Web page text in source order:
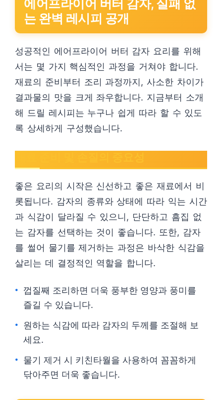
에어프라이어 버터 감자, 실패 없
는 완벽 레시피 공개
성공적인 에어프라이어 버터 감자 요리를 위해
서는 몇 가지 핵심적인 과정을 거쳐야 합니다.
재료의 준비부터 조리 과정까지, 사소한 차이가
결과물의 맛을 크게 좌우합니다. 지금부터 소개
해 드릴 레시피는 누구나 쉽게 따라 할 수 있도
록 상세하게 구성했습니다.
좋은 요리의 시작은 신선하고 좋은 재료에서 비
롯됩니다. 감자의 종류와 상태에 따라 익는 시간
과 식감이 달라질 수 있으니, 단단하고 흠집 없
는 감자를 선택하는 것이 좋습니다. 또한, 감자
를 썰어 물기를 제거하는 과정은 바삭한 식감을
살리는 데 결정적인 역할을 합니다.
껍질째 조리하면 더욱 풍부한 영양과 풍미를
즐길 수 있습니다.
원하는 식감에 따라 감자의 두께를 조절해 보
세요.
물기 제거 시 키친타월을 사용하여 꼼꼼하게
닦아주면 더욱 좋습니다.